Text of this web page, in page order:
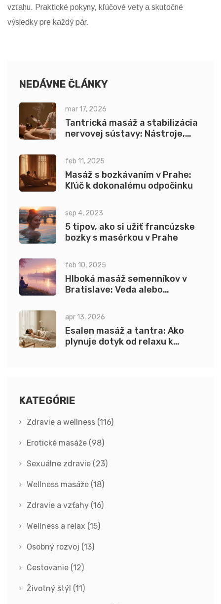
vzťahu. Praktické pokyny, kľúčové vety a skutočné
výsledky pre každý pár.
NEDÁVNE ČLÁNKY
mar 17, 2026
Tantrická masáž a stabilizácia
nervovej sústavy: Nástroje,
feb 11, 2025
Masáž s bozkávaním v Prahe:
Kľúč k dokonalému odpočinku
sep 4, 2023
5 tipov, ako si užiť francúzske
bozky s masérkou v Prahe
feb 10, 2025
Hlboká masáž semenníkov v
Bratislave: Veda alebo
apr 13, 2026
Esalen masáž a tantra: Ako
plynuje dotyk od relaxu k
KATEGÓRIE
Zdravie a wellness (116)
Erotické masáže (98)
Sexuálne zdravie (23)
Wellness masáže (18)
Zdravie a vzťahy (16)
Wellness a relax (15)
Osobný rozvoj (13)
Cestovanie (12)
Životný štýl (11)